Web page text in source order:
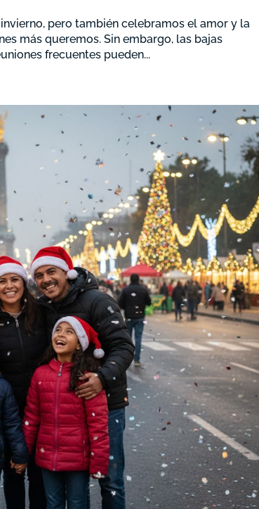
pero también celebramos el amor y la
más queremos. Sin embargo, las bajas
frecuentes pueden...